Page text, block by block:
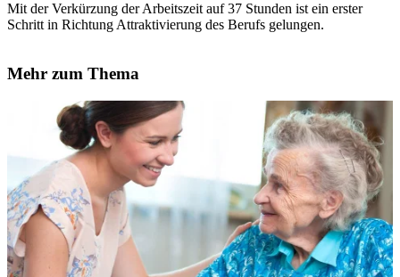
Mit der Verkürzung der Arbeitszeit auf 37 Stunden ist ein erster
Schritt in Richtung Attraktivierung des Berufs gelungen.
Mehr zum Thema